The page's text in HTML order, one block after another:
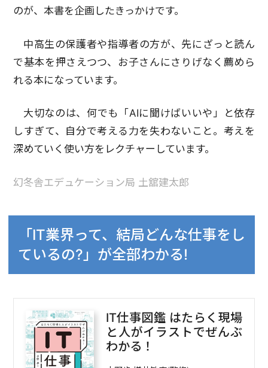
のが、本書を企画したきっかけです。
中高生の保護者や指導者の方が、先にざっと読ん
で基本を押さえつつ、お子さんにさりげなく薦めら
れる本になっています。
大切なのは、何でも「AIに聞けばいいや」と依存
しすぎて、自分で考える力を失わないこと。考えを
深めていく使い方をレクチャーしています。
幻冬舎エデュケーション局 土舘建太郎
「IT業界って、結局どんな仕事をし
ているの?」が全部わかる!
IT仕事図鑑 はたらく現場
と人がイラストでぜんぶ
わかる！